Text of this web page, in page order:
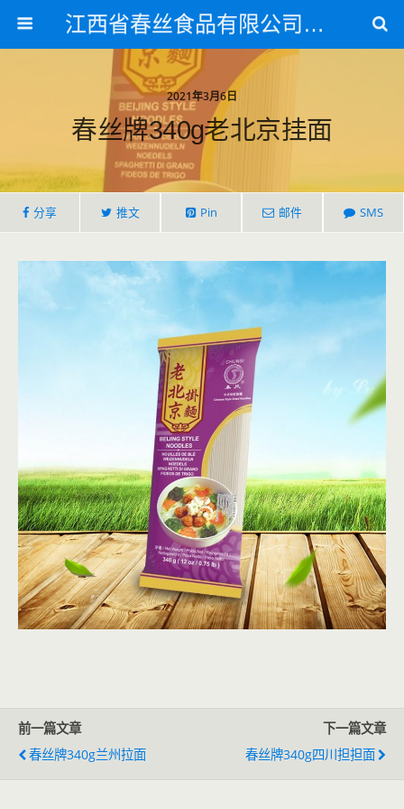
江西省春丝食品有限公司官方网站
2021年3月6日
春丝牌340g老北京挂面
分享 推文 Pin 邮件 SMS
前一篇文章
春丝牌340g兰州拉面
下一篇文章
春丝牌340g四川担担面